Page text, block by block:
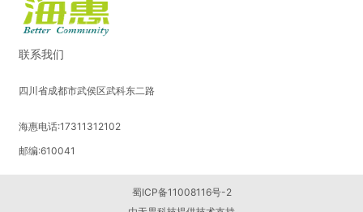
联系我们
四川省成都市武侯区武科东二路
海惠电话:17311312102
邮编:610041
蜀ICP备11008116号-2